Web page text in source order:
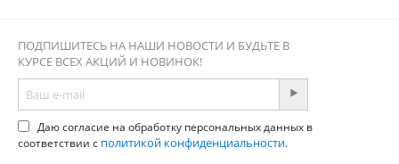
ПОДПИШИТЕСЬ НА НАШИ НОВОСТИ И БУДЬТЕ В
КУРСЕ ВСЕХ АКЦИЙ И НОВИНОК!
Даю согласие на обработку персональных данных в
соответствии с политикой конфиденциальности.